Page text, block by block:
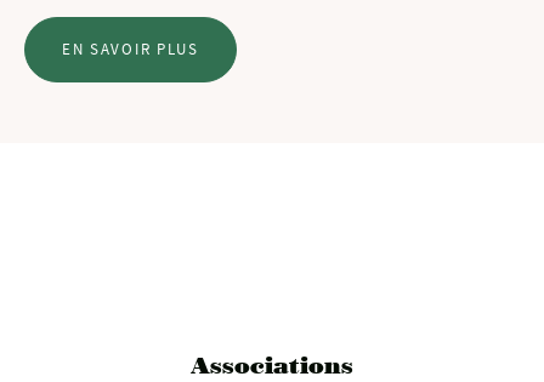
EN SAVOIR PLUS
Associations